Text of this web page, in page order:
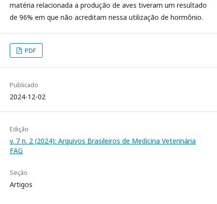
matéria relacionada a produção de aves tiveram um resultado
de 96% em que não acreditam nessa utilização de hormônio.
PDF
Publicado
2024-12-02
Edição
v. 7 n. 2 (2024): Arquivos Brasileiros de Medicina Veterinária
FAG
Seção
Artigos